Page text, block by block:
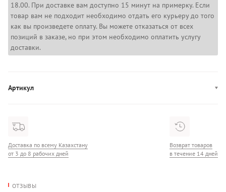
18.00. При доставке вам доступно 15 минут на примерку. Если
товар вам не подходит необходимо отдать его курьеру до того
как вы произведете оплату. Вы можете отказаться от всех
позиций в заказе, но при этом необходимо оплатить услугу
доставки.
Артикул
Доставка по всему Казахстану
от 3 до 8 рабочих дней
Возврат товаров
в течение 14 дней
ОТЗЫВЫ